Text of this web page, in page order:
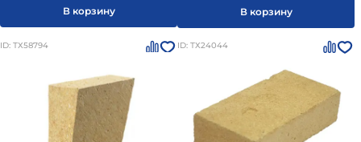
В корзину В корзину
ID: ТХ58794 ID: ТХ24044